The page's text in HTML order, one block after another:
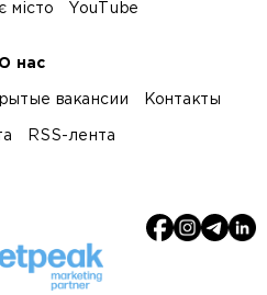
місто YouTube
О нас
вакансии Контакты
RSS-лента